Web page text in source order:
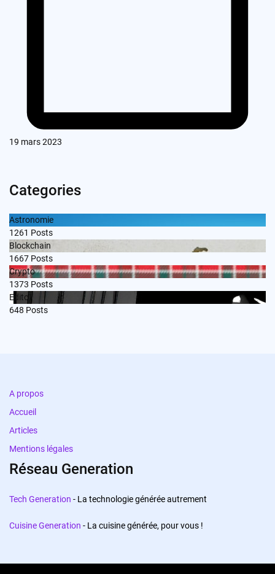
19 mars 2023
Categories
Astronomie
1261 Posts
Blockchain
1667 Posts
Crypto
1373 Posts
Edito
648 Posts
A propos
Accueil
Articles
Mentions légales
Réseau Generation
Tech Generation - La technologie générée autrement
Cuisine Generation - La cuisine générée, pour vous !